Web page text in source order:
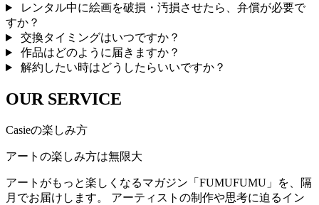
レンタル中に絵画を破損・汚損させたら、弁償が必要で
すか？
交換タイミングはいつですか？
作品はどのように届きますか？
解約したい時はどうしたらいいですか？
OUR SERVICE
Casieの楽しみ方
アートの楽しみ方は無限大
アートがもっと楽しくなるマガジン「FUMUFUMU」を、隔
月でお届けします。 アーティストの制作や思考に迫るイン